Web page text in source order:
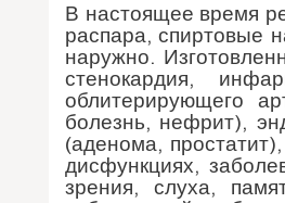
В настоящее время
распара, спиртовые
наружно.
стенокардия,
облитерирующего
болезнь, нефрит),
(аденома,
дисфункциях,
зрения, слуха,